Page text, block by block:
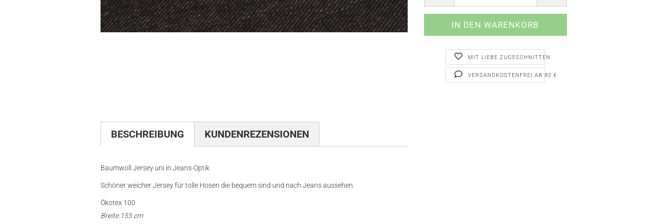
MIT LIEBE ZUGESCHNITTEN
VERSANDKOSTENFREI AB 80 €
BESCHREIBUNG KUNDENREZENSIONEN
Baumwoll Jersey uni in Jeans-Optik
Schöner weicher Jersey für tolle Hosen die bequem sind und nach Jeans aussehen.
Ökotex 100
Breite:155 cm